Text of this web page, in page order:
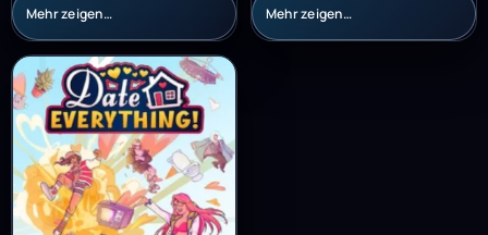
Mehr zeigen… Mehr zeigen…